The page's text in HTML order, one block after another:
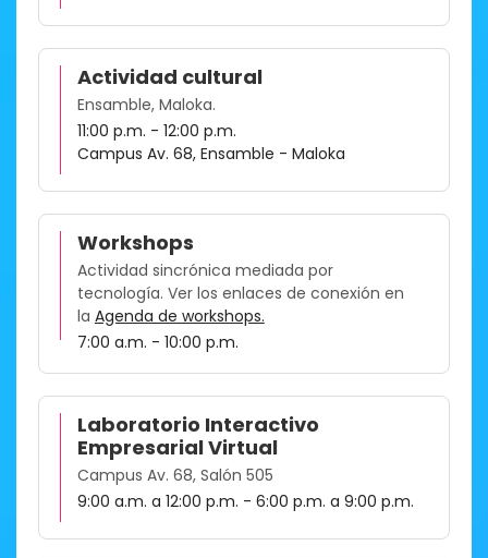
Actividad cultural
Ensamble, Maloka.
11:00 p.m. - 12:00 p.m.
Campus Av. 68, Ensamble - Maloka
Workshops
Actividad sincrónica mediada por
tecnología. Ver los enlaces de conexión en
la Agenda de workshops.
7:00 a.m. - 10:00 p.m.
Laboratorio Interactivo
Empresarial Virtual
Campus Av. 68, Salón 505
9:00 a.m. a 12:00 p.m. - 6:00 p.m. a 9:00 p.m.